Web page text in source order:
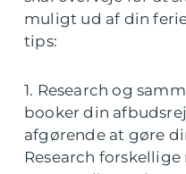
muligt ud af din
tips:
1. Research og
booker din
afgørende at gøre
Research forskellige